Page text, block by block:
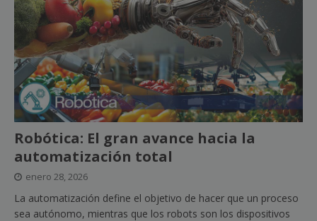
Robótica: El gran avance hacia la
automatización total
enero 28, 2026
La automatización define el objetivo de hacer que un proceso
sea autónomo, mientras que los robots son los dispositivos